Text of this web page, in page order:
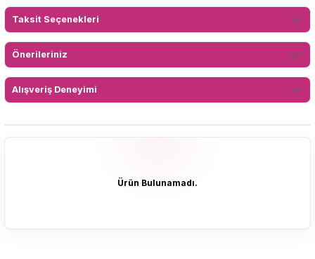
Taksit Seçenekleri
Önerileriniz
Alışveriş Deneyimi
Ürün Bulunamadı.